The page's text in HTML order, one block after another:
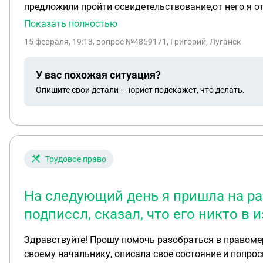
предложили пройти освидетельствование,от него я
промили сказали ожидаем 15 минут,после этого
руки и тут врач еще раз говорит сотрудникам что
улицу,садимся в патрульную машину,там они
вызываю такси еду на место где меня изначально
Показать полностью
15 февраля, 19:13, вопрос №4859171, Григорий, Луганск
У вас похожая ситуация?
Опишите свои детали — юрист подскажет, что делать.
Трудовое право
На следующий день я пришла на
подписсл, сказал, что его никто в
Здравствуйте! Прошу помочь разобраться в
своему начальнику, описала свое состояние и